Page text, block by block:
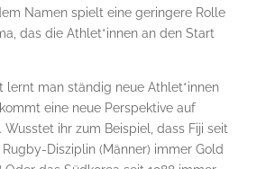
Namen spielt eine geringere Rolle
das die Athlet*innen an den Start
lernt man ständig neue Athlet*innen
eine neue Perspektive auf
ihr zum Beispiel, dass Fiji seit
Disziplin (Männer) immer Gold